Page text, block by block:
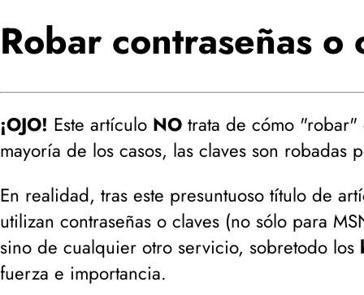
Robar contraseñas
¡OJO! Este artículo NO trata de cómo "robar"
mayoría de los casos, las claves son
En realidad, tras este presuntuoso título de
utilizan contraseñas o claves (no sólo para
sino de cualquier otro servicio, sobretodo los
fuerza e importancia.